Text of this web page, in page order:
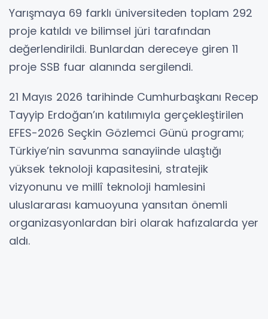
Yarışmaya 69 farklı üniversiteden toplam 292
proje katıldı ve bilimsel jüri tarafından
değerlendirildi. Bunlardan dereceye giren 11
proje SSB fuar alanında sergilendi.
21 Mayıs 2026 tarihinde Cumhurbaşkanı Recep
Tayyip Erdoğan’ın katılımıyla gerçekleştirilen
EFES-2026 Seçkin Gözlemci Günü programı;
Türkiye’nin savunma sanayiinde ulaştığı
yüksek teknoloji kapasitesini, stratejik
vizyonunu ve millî teknoloji hamlesini
uluslararası kamuoyuna yansıtan önemli
organizasyonlardan biri olarak hafızalarda yer
aldı.